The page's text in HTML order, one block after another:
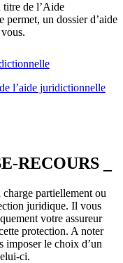
titre de l’Aide
un dossier d’aide
l’aide juridictionnelle
RECOURS _
partiellement ou
juridique. Il vous
votre assureur
protection. A noter
imposer le choix d’un
ci.